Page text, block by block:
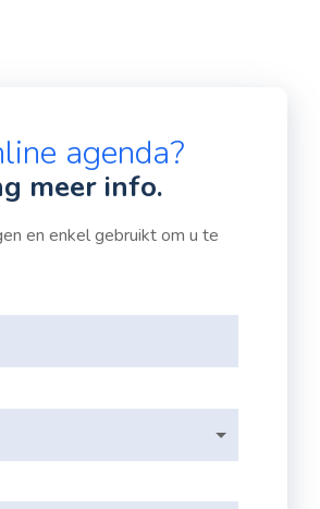
agenda?
meer info.
en enkel gebruikt om u te